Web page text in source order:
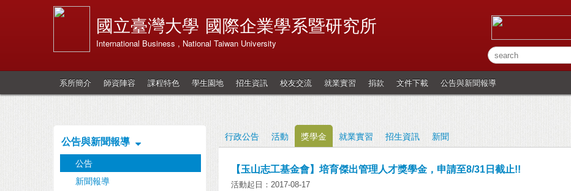
國立臺灣大學 國際企業學系暨研究所
International Business , National Taiwan University
系所簡介 師資陣容 課程特色 學生園地 招生資訊 校友交流 就業實習 捐款 文件下載 公告與新聞報導
公告與新聞報導
公告
新聞報導
行政公告 活動 獎學金 就業實習 招生資訊 新聞
【玉山志工基金會】培育傑出管理人才獎學金，申請至8/31日截止!!
活動起日：2017-08-17